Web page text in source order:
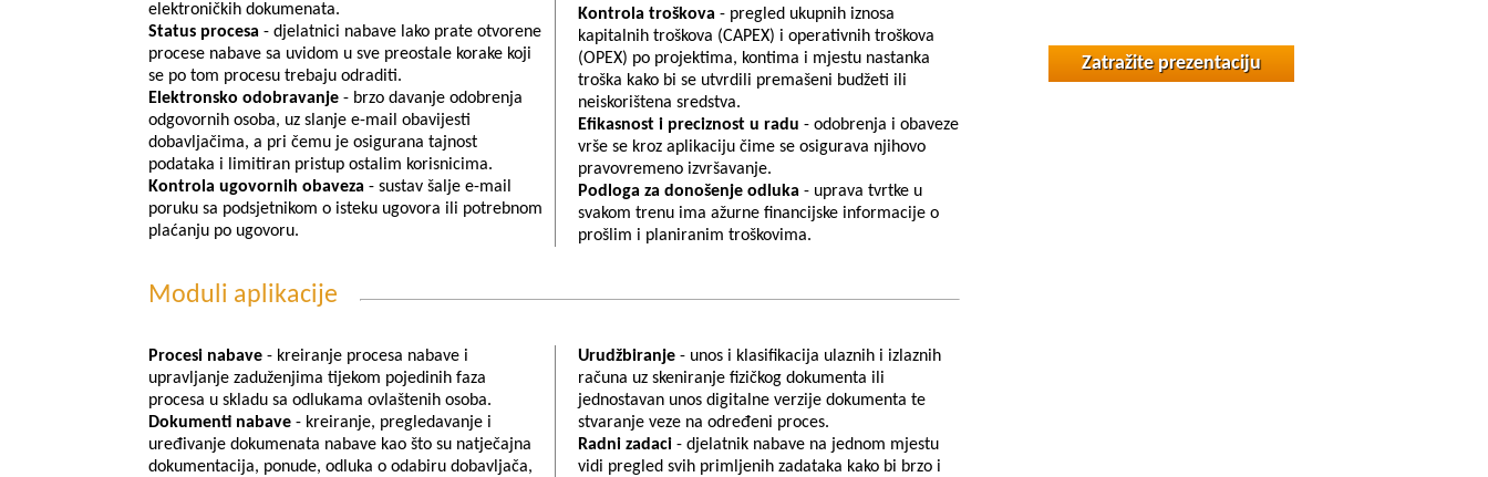
elektroničkih dokumenata.
Status procesa - djelatnici nabave lako prate otvorene
procese nabave sa uvidom u sve preostale korake koji
se po tom procesu trebaju odraditi.
Elektronsko odobravanje - brzo davanje odobrenja
odgovornih osoba, uz slanje e-mail obavijesti
dobavljačima, a pri čemu je osigurana tajnost
podataka i limitiran pristup ostalim korisnicima.
Kontrola ugovornih obaveza - sustav šalje e-mail
poruku sa podsjetnikom o isteku ugovora ili potrebnom
plaćanju po ugovoru.
Kontrola troškova - pregled ukupnih iznosa
kapitalnih troškova (CAPEX) i operativnih troškova
(OPEX) po projektima, kontima i mjestu nastanka
troška kako bi se utvrdili premašeni budžeti ili
neiskorištena sredstva.
Efikasnost i preciznost u radu - odobrenja i obaveze
vrše se kroz aplikaciju čime se osigurava njihovo
pravovremeno izvršavanje.
Podloga za donošenje odluka - uprava tvrtke u
svakom trenu ima ažurne financijske informacije o
prošlim i planiranim troškovima.
Moduli aplikacije
Procesi nabave - kreiranje procesa nabave i
upravljanje zaduženjima tijekom pojedinih faza
procesa u skladu sa odlukama ovlaštenih osoba.
Dokumenti nabave - kreiranje, pregledavanje i
uređivanje dokumenata nabave kao što su natječajna
dokumentacija, ponude, odluka o odabiru dobavljača,
Urudžbiranje- unos i klasifikacija ulaznih i izlaznih
računa uz skeniranje fizičkog dokumenta ili
jednostavan unos digitalne verzije dokumenta te
stvaranje veze na određeni proces.
Radni zadaci- djelatnik nabave na jednom mjestu
vidi pregled svih primljenih zadataka kako bi brzo i
Zatražite prezentaciju